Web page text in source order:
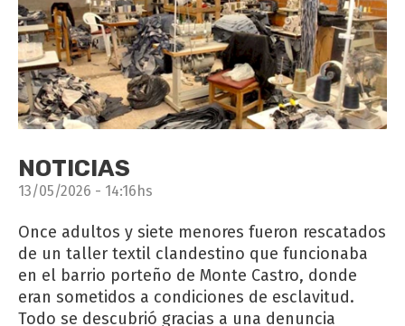
NOTICIAS
13/05/2026 - 14:16hs
Once adultos y siete menores fueron rescatados
de un taller textil clandestino que funcionaba
en el barrio porteño de Monte Castro, donde
eran sometidos a condiciones de esclavitud.
Todo se descubrió gracias a una denuncia